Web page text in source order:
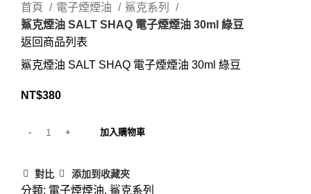
首頁
電子煙煙油
鯊克系列
鯊克煙油 SALT SHAQ 電子煙煙油 30ml 綠豆
返回商品列表
鯊克煙油 SALT SHAQ 電子煙煙油 30ml 綠豆
NT$380
加入購物車
對比 添加到收藏夾
分類: 電子煙煙油, 鯊克系列